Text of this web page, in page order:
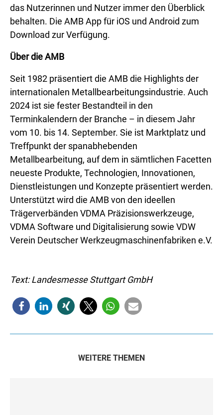
das Nutzerinnen und Nutzer immer den Überblick
behalten. Die AMB App für iOS und Android zum
Download zur Verfügung.
Über die AMB
Seit 1982 präsentiert die AMB die Highlights der
internationalen Metallbearbeitungsindustrie. Auch
2024 ist sie fester Bestandteil in den
Terminkalendern der Branche – in diesem Jahr
vom 10. bis 14. September. Sie ist Marktplatz und
Treffpunkt der spanabhebenden
Metallbearbeitung, auf dem in sämtlichen Facetten
neueste Produkte, Technologien, Innovationen,
Dienstleistungen und Konzepte präsentiert werden.
Unterstützt wird die AMB von den ideellen
Trägerverbänden VDMA Präzisionswerkzeuge,
VDMA Software und Digitalisierung sowie VDW
Verein Deutscher Werkzeugmaschinenfabriken e.V.
Text: Landesmesse Stuttgart GmbH
WEITERE THEMEN